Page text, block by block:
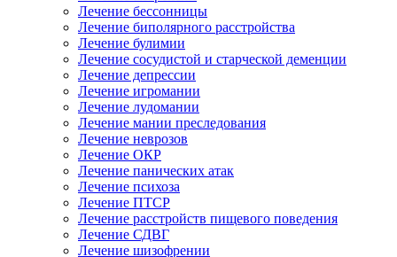
Лечение бессонницы
Лечение биполярного расстройства
Лечение булимии
Лечение сосудистой и старческой деменции
Лечение депрессии
Лечение игромании
Лечение лудомании
Лечение мании преследования
Лечение неврозов
Лечение ОКР
Лечение панических атак
Лечение психоза
Лечение ПТСР
Лечение расстройств пищевого поведения
Лечение СДВГ
Лечение шизофрении